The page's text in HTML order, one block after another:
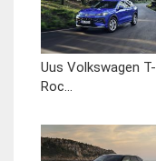
Uus Volkswagen T-
Roc...